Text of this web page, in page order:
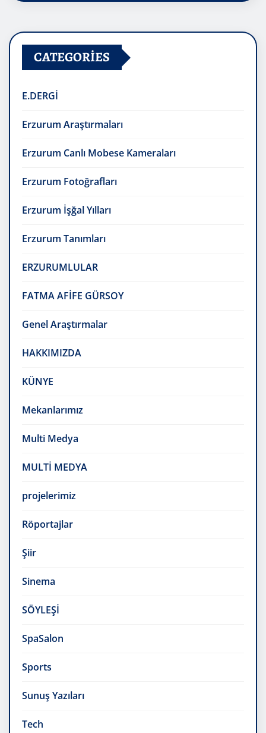
CATEGORIES
E.DERGİ
Erzurum Araştırmaları
Erzurum Canlı Mobese Kameraları
Erzurum Fotoğrafları
Erzurum İşğal Yılları
Erzurum Tanımları
ERZURUMLULAR
FATMA AFİFE GÜRSOY
Genel Araştırmalar
HAKKIMIZDA
KÜNYE
Mekanlarımız
Multi Medya
MULTİ MEDYA
projelerimiz
Röportajlar
Şiir
Sinema
SÖYLEŞİ
SpaSalon
Sports
Sunuş Yazıları
Tech